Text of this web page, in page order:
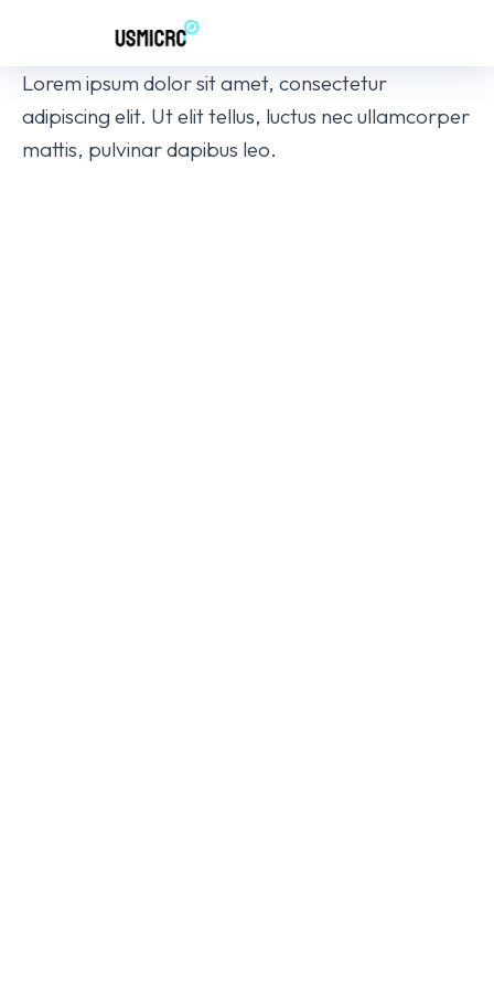
Lorem ipsum dolor sit amet, consectetur
adipiscing elit. Ut elit tellus, luctus nec ullamcorper
mattis, pulvinar dapibus leo.